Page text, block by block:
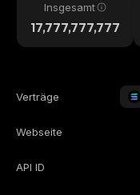
Insgesamt
17,777,777,777
Verträge
Webseite
API ID